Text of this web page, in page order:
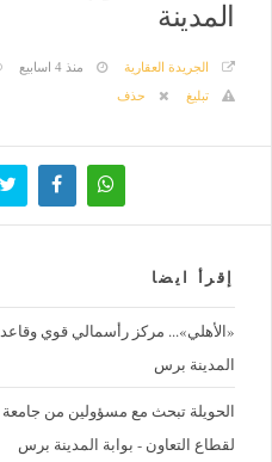
المدينة
الجريدة العقارية منذ 4 اسابيع
تبليغ
حذف
إقرأ ايضا
«الأهلي»... مركز رأسمالي قوي
المدينة برس
الحويلة تبحث مع مسؤولين من جامعة
لقطاع التعاون - بوابة المدينة برس